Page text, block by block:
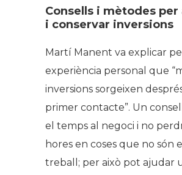
Consells i mètodes
i conservar inversions
Martí Manent va explicar
experiència personal que
inversions sorgeixen
primer contacte”. Un
el temps al negoci i no
hores en coses que no són
treball; per això pot ajudar